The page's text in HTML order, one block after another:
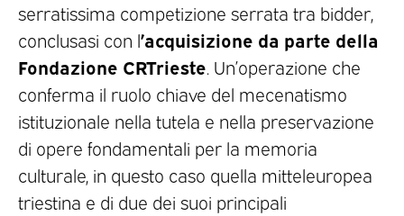
serratissima competizione serrata tra bidder,
conclusasi con l’acquisizione da parte della
Fondazione CRTrieste. Un’operazione che
conferma il ruolo chiave del mecenatismo
istituzionale nella tutela e nella preservazione
di opere fondamentali per la memoria
culturale, in questo caso quella mitteleuropea
triestina e di due dei suoi principali